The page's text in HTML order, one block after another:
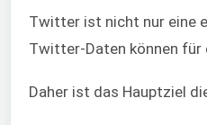
Twitter ist nicht nur eine
Twitter-Daten können für
Daher ist das Hauptziel